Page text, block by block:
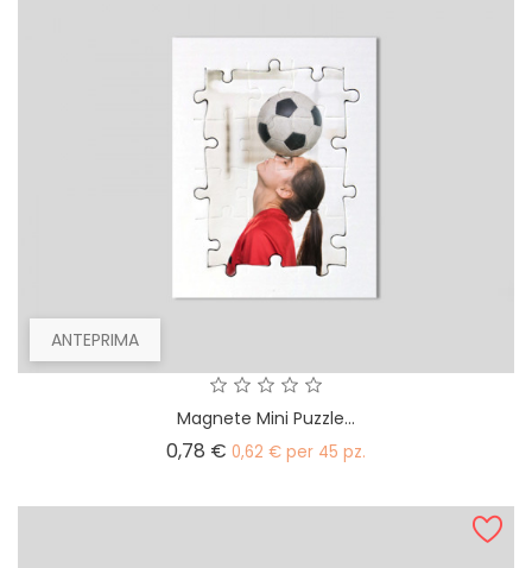
ANTEPRIMA
Magnete Mini Puzzle...
0,78 € Prezzo
0,62 € per 45 pz.